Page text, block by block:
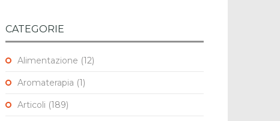
CATEGORIE
Alimentazione (12)
Aromaterapia (1)
Articoli (189)